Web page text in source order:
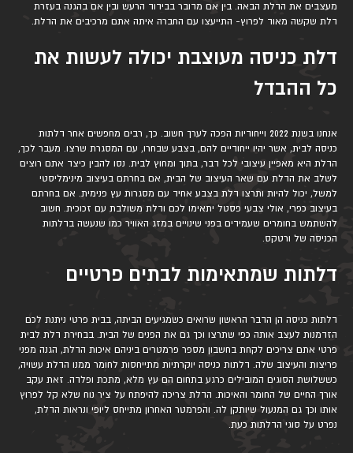
מעצבים את הדלת הבאה. בין אם מדובר בבידוד הרעש ובין אם בהגנה בעזרת
דלת שקשה מאוד לפרוץ- התייעצו עם החברה איתה אתם מרכיבים את הדלת.
דלת כניסה מעוצבת יכולה לעשות את
כל ההבדל
אנחנו בשנת 2022 וייחודיות הפכה לערך חשוב. כך, רבים מחפשים אחר דלתות
כניסה לבית, אשר יהיו ייחודיים להם, בצבע שבחרו, עם המסגרת שרצו. מעבר לכך,
הדלת היא מאפיין עיצובי לכל דבר, בתוך ומחוץ לבית. נסו להבין כיצד אתם רוצים
לשלב את הדלת עם שאר העיצוב של הבית, אם בחרתם בעיצוב מינימליסטי
למשל, יכול להיות ותרצו דלת בצבע אחיד עם מסגרות עץ פנימית. אם בחרתם
בעיצוב כפרי, אולי צבעי פסטל יתאימו לכם ודלת משולבת עם זכוכית. חשוב
להשתמש בחומרים שעמידים בפני שינויים במזג האוויר כמו שנעשה בדלתות
הכניסה של ורטקס.
דלתות שמתאימות לבתים פרטיים
דלתות כניסה הן הדבר הראשון שרואים כשמגיעים הביתה, בבית פרטי ניתנת לכם
הזדמנות לעצב אותה כפי שתרצו וכך גם את הפנים של הבית. בבחירת דלת לבית
פרטי אתם צריכים לקחת בחשבון מספר פרמטרים ביניהם איכות הדלת, הגנה מפני
פריצות והעיצוב שלה. דלתות כניסה יוקרתיות מתייחסות לחומר ממנו הדלת עשויה,
כששלושת הסוגים המובילים כרגע בתחום הם עץ מלא, מתכת ופלדה. זאת עקב
אורך החיים של החומר והאיכות. הדלת צריכה להיפתח על ציר נוח שלא קל לפרוץ
אותו וכך גם המנעול שיותקן לה. והפרמטר האחרון מתייחס ליופי ונראות הדלת,
נפרט על סוגי הדלתות כעת.